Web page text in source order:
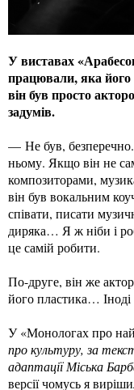
У виставах
працювали, яка його
він був просто
задумів.
— Не був,
ньому. Якщо він не
композиторами,
він був вокальним
співати, писати
диряка… Я ж ніби і
це самій робити.
По-друге, він же
його пластика… Іноді
У «Монологах про
про культуру, за
адаптації Міська
версії чомусь я